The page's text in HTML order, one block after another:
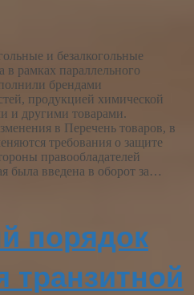
и безалкогольные
в рамках параллельного
брендами
продукцией химической
и другими товарами.
в Перечень товаров, в
требования о защите
правообладателей
была введена в оборот за…
порядок
транзитной